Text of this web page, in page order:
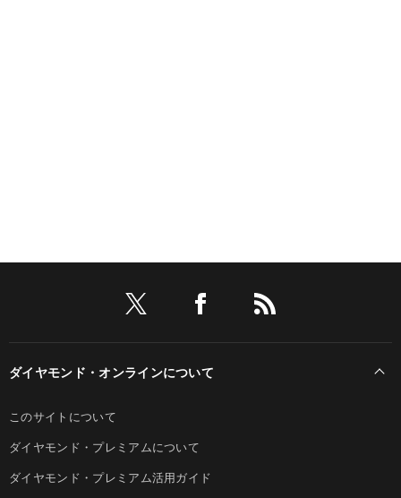
ダイヤモンド・オンラインについて
このサイトについて
ダイヤモンド・プレミアムについて
ダイヤモンド・プレミアム活用ガイド